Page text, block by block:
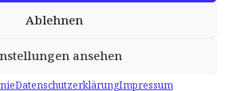
Ablehnen
ansehen
DatenschutzerklärungImpressum
PDF